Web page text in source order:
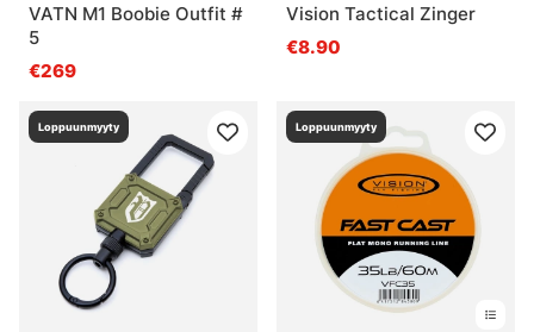
VATN M1 Boobie Outfit #
5
€269
Vision Tactical Zinger
€8.90
Loppuunmyyty Loppuunmyyty